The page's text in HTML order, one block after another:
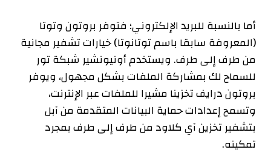
أما بالنسبة للبريد الإلكتروني؛ فتوفر بروتون وتوتا
(المعروفة سابقا باسم توتانوتا) خيارات تشفير مجانية
من طرف إلى طرف. ويستخدم أونيونشير شبكة تور
للسماح لك بمشاركة الملفات بشكل مجهول، ويوفر
بروتون درايف تخزينا مشيرا للملفات عبر الإنترنت،
وتسمح إعدادات حماية البيانات المتقدمة من آبل
بتشفير تخزين آي كلاود من طرف إلى طرف بمجرد
تمكينه.